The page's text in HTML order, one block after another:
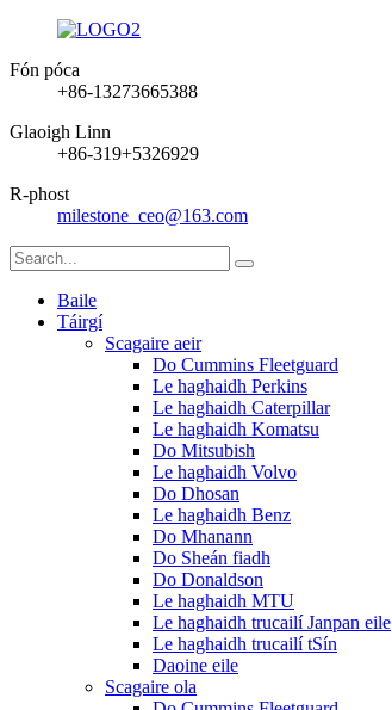
Fón póca
+86-13273665388
Glaoigh Linn
+86-319+5326929
R-phost
milestone_ceo@163.com
Baile
Táirgí
Scagaire aeir
Do Cummins Fleetguard
Le haghaidh Perkins
Le haghaidh Caterpillar
Le haghaidh Komatsu
Do Mitsubish
Le haghaidh Volvo
Do Dhosan
Le haghaidh Benz
Do Mhanann
Do Sheán fiadh
Do Donaldson
Le haghaidh MTU
Le haghaidh trucailí Janpan eile
Le haghaidh trucailí tSín
Daoine eile
Scagaire ola